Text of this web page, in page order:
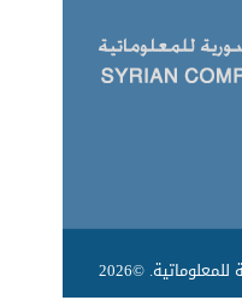
©2026